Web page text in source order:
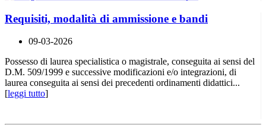
Requisiti, modalità di ammissione e bandi
09-03-2026
Possesso di laurea specialistica o magistrale, conseguita ai sensi del
D.M. 509/1999 e successive modificazioni e/o integrazioni, di
laurea conseguita ai sensi dei precedenti ordinamenti didattici...
[leggi tutto]